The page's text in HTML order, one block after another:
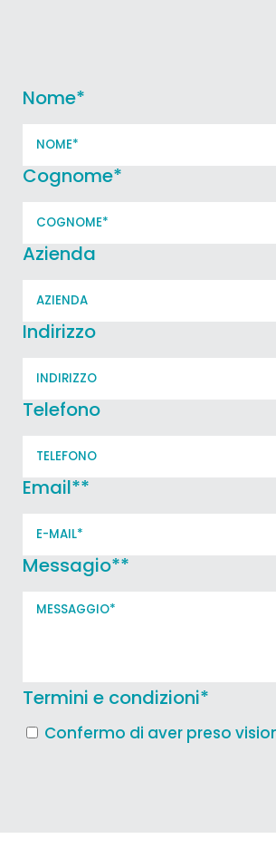
Nome*
Cognome*
Azienda
Indirizzo
Telefono
Email**
Messagio**
Termini e condizioni*
Confermo di aver preso